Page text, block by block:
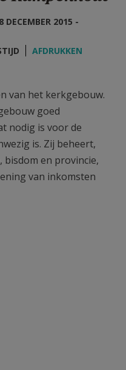
DECEMBER 2015 -
AFDRUKKEN
van het kerkgebouw.
goed
nodig is voor de
is. Zij beheert,
en provincie,
van inkomsten